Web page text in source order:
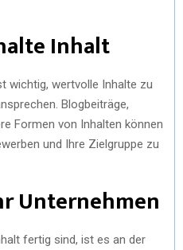
Inhalt
wichtig, wertvolle Inhalte zu
Blogbeiträge,
Formen von Inhalten können
und Ihre Zielgruppe zu
Unternehmen
fertig sind, ist es an der